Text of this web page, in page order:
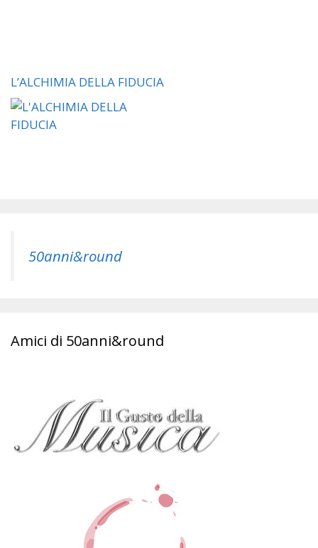
L’ALCHIMIA DELLA FIDUCIA
50anni&round
Amici di 50anni&round